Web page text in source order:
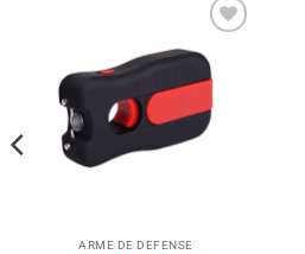
Ajouter
à la liste
de
ARME DE DEFENSE